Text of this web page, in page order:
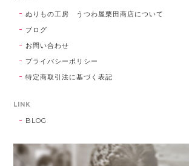
ぬりもの工房 うつわ屋栗田商店について
ブログ
お問い合わせ
プライバシーポリシー
特定商取引法に基づく表記
LINK
BLOG